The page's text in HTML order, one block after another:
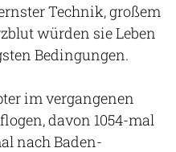
Technik, großem
würden sie Leben
Bedingungen.
im vergangenen
davon 1054-mal
nach Baden-